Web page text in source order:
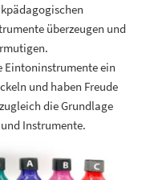
überzeugen und
Eintoninstrumente ein
und haben Freude
die Grundlage
Instrumente.